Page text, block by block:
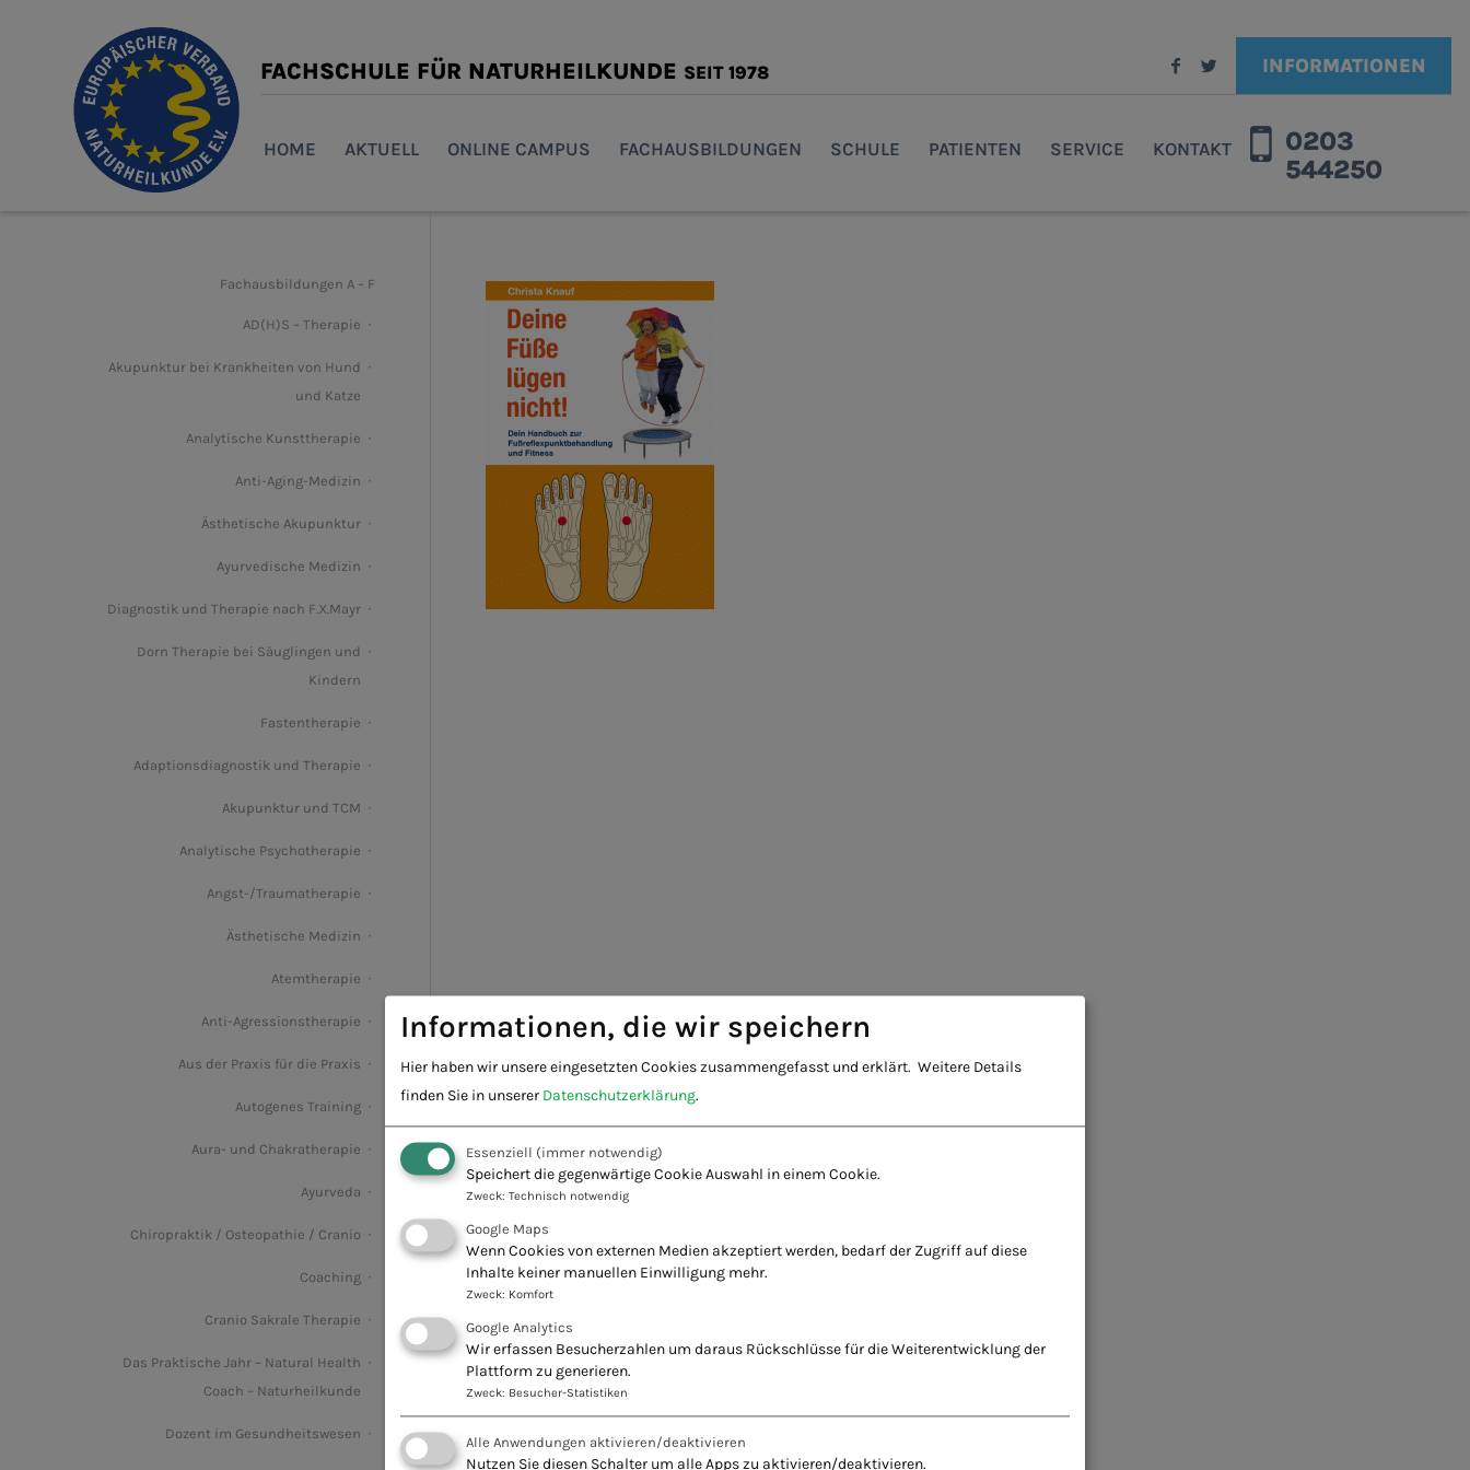
0203
544250
FACHSCHULE FÜR NATURHEILKUNDE SEIT 1978 INFORMATIONEN
HOME AKTUELL ONLINE CAMPUS FACHAUSBILDUNGEN SCHULE PATIENTEN SERVICE KONTAKT
Fachausbildungen A – F
AD(H)S – Therapie
Akupunktur bei Krankheiten von Hund
und Katze
Analytische Kunsttherapie
Anti-Aging-Medizin
Ästhetische Akupunktur
Ayurvedische Medizin
Diagnostik und Therapie nach F.X.Mayr
Dorn Therapie bei Säuglingen und
Kindern
Fastentherapie
Adaptionsdiagnostik und Therapie
Akupunktur und TCM
Analytische Psychotherapie
Angst-/Traumatherapie
Ästhetische Medizin
Atemtherapie
Anti-Agressionstherapie
Aus der Praxis für die Praxis
Autogenes Training
Aura- und Chakratherapie
Ayurveda
Chiropraktik / Osteopathie / Cranio
Coaching
Cranio Sakrale Therapie
Das Praktische Jahr – Natural Health
Coach – Naturheilkunde
Dozent im Gesundheitswesen
Informationen, die wir speichern
Hier haben wir unsere eingesetzten Cookies zusammengefasst und erklärt. Weitere Details
finden Sie in unserer Datenschutzerklärung.
Essenziell (immer notwendig)
Speichert die gegenwärtige Cookie Auswahl in einem Cookie.
Zweck: Technisch notwendig
Google Maps
Wenn Cookies von externen Medien akzeptiert werden, bedarf der Zugriff auf diese
Inhalte keiner manuellen Einwilligung mehr.
Zweck: Komfort
Google Analytics
Wir erfassen Besucherzahlen um daraus Rückschlüsse für die Weiterentwicklung der
Plattform zu generieren.
Zweck: Besucher-Statistiken
Alle Anwendungen aktivieren/deaktivieren
Nutzen Sie diesen Schalter um alle Apps zu aktivieren/deaktivieren.